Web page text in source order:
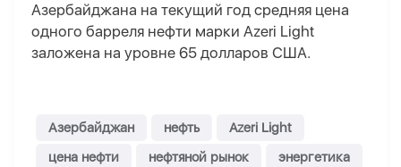
Азербайджана на текущий год средняя цена
одного барреля нефти марки Azeri Light
заложена на уровне 65 долларов США.
Азербайджан нефть
Azeri Light
цена нефти
нефтяной рынок
энергетика